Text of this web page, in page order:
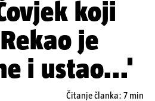
koji
je
i ustao...'
Čitanje članka: 7 min